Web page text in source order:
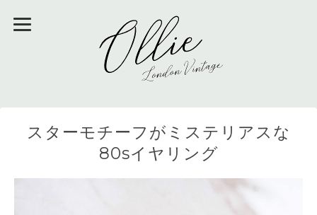
スターモチーフがミステリアスな
80sイヤリング